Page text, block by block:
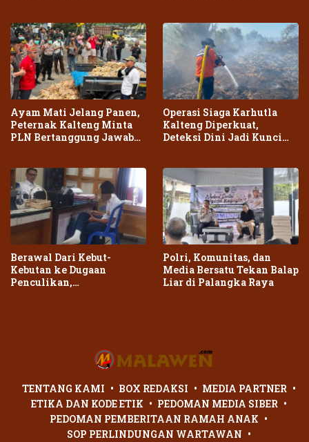
Ayam Mati Jelang Panen,
Peternak Kalteng Minta
PLN Bertanggung Jawab
Operasi Siaga Karhutla
Kalteng Diperkuat,
Deteksi Dini Jadi Kunci
Berawal Dari Kebut-
Kebutan ke Dugaan
Penculikan,
Polri, Komunitas, dan
Media Bersatu Tekan Balap
Liar di Palangka Raya
TENTANG KAMI BOX REDAKSI
MEDIA PARTNER
ETIKA DAN KODE ETIK
PEDOMAN MEDIA SIBER
PEDOMAN PEMBERITAAN RAMAH ANAK
SOP PERLINDUNGAN WARTAWAN